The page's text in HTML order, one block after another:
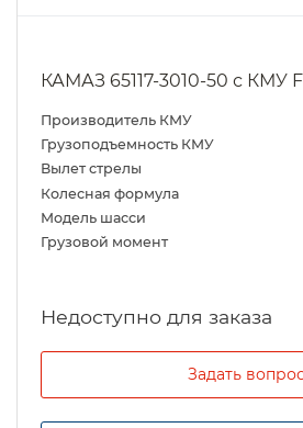
КАМАЗ 65117-3010-50 с КМУ
Производитель КМУ
Грузоподъемность КМУ
Вылет стрелы
Колесная формула
Модель шасси
Грузовой момент
Задать